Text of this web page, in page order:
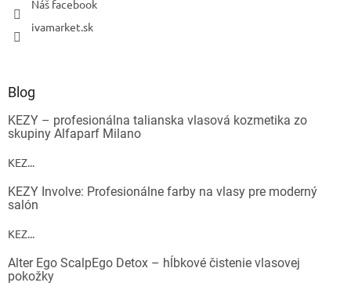
Náš facebook
ivamarket.sk
Blog
KEZY – profesionálna talianska vlasová kozmetika zo
skupiny Alfaparf Milano
KEZ...
KEZY Involve: Profesionálne farby na vlasy pre moderný
salón
KEZ...
Alter Ego ScalpEgo Detox – hĺbkové čistenie vlasovej
pokožky